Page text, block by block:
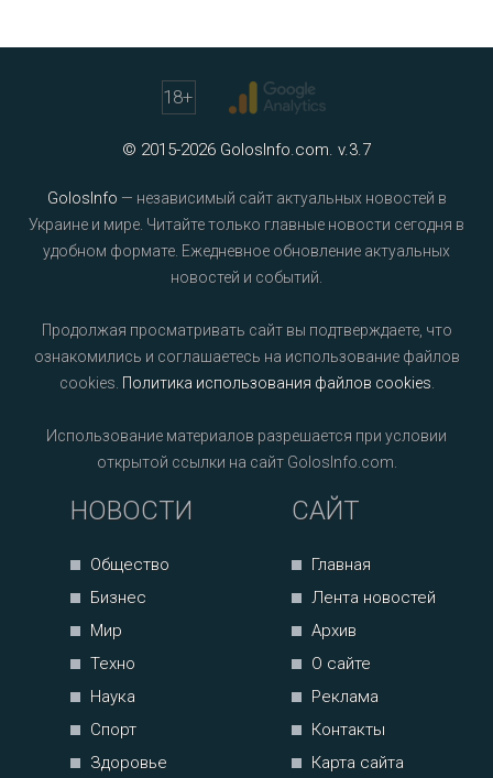
18+
© 2015-2026 GolosInfo.com. v.3.7
GolosInfo — независимый сайт актуальных новостей в
Украине и мире. Читайте только главные новости сегодня в
удобном формате. Ежедневное обновление актуальных
новостей и событий.
Продолжая просматривать сайт вы подтверждаете, что
ознакомились и соглашаетесь на использование файлов
cookies. Политика использования файлов cookies
Использование материалов разрешается при условии
открытой ссылки на сайт GolosInfo.com.
НОВОСТИ
Общество
Бизнес
Мир
Техно
Наука
Спорт
Здоровье
САЙТ
Главная
Лента новостей
Архив
О сайте
Реклама
Контакты
Карта сайта